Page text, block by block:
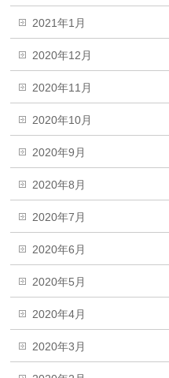
2021年1月
2020年12月
2020年11月
2020年10月
2020年9月
2020年8月
2020年7月
2020年6月
2020年5月
2020年4月
2020年3月